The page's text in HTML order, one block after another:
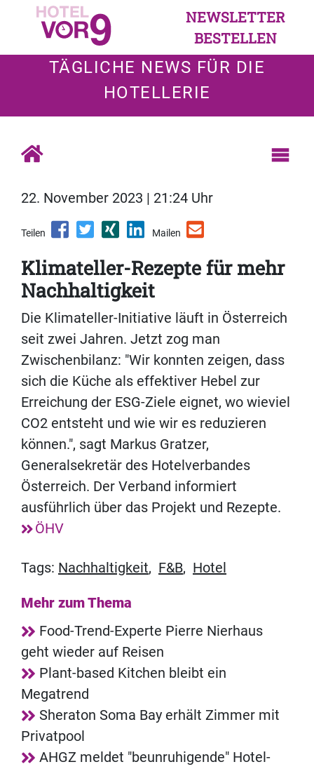
NEWSLETTER
BESTELLEN
TÄGLICHE NEWS FÜR DIE
HOTELLERIE
22. November 2023 | 21:24 Uhr
Teilen Mailen
Klimateller-Rezepte für mehr
Nachhaltigkeit
Die Klimateller-Initiative läuft in Österreich
seit zwei Jahren. Jetzt zog man
Zwischenbilanz: "Wir konnten zeigen, dass
sich die Küche als effektiver Hebel zur
Erreichung der ESG-Ziele eignet, wo wieviel
CO2 entsteht und wie wir es reduzieren
können.", sagt Markus Gratzer,
Generalsekretär des Hotelverbandes
Österreich. Der Verband informiert
ausführlich über das Projekt und Rezepte.
ÖHV
Tags: Nachhaltigkeit, F&B, Hotel
Mehr zum Thema
Food-Trend-Experte Pierre Nierhaus
geht wieder auf Reisen
Plant-based Kitchen bleibt ein
Megatrend
Sheraton Soma Bay erhält Zimmer mit
Privatpool
AHGZ meldet "beunruhigende" Hotel-